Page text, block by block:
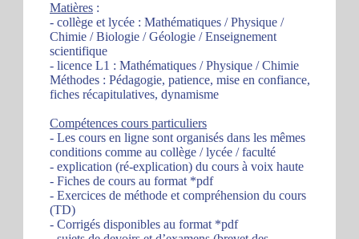
Matières :
- collège et lycée : Mathématiques / Physique /
Chimie / Biologie / Géologie / Enseignement
scientifique
- licence L1 : Mathématiques / Physique / Chimie
Méthodes : Pédagogie, patience, mise en confiance,
fiches récapitulatives, dynamisme
Compétences cours particuliers
- Les cours en ligne sont organisés dans les mêmes
conditions comme au collège / lycée / faculté
- explication (ré-explication) du cours à voix haute
- Fiches de cours au format *pdf
- Exercices de méthode et compréhension du cours
(TD)
- Corrigés disponibles au format *pdf